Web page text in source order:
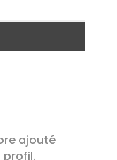
ajouté
profil.